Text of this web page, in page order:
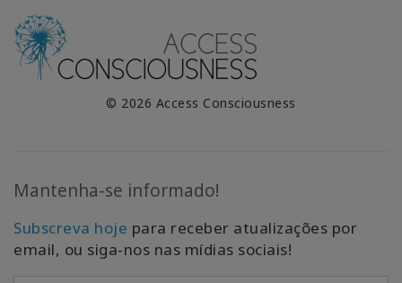
© 2026 Access Consciousness
Mantenha-se informado!
Subscreva hoje para receber atualizações por
email, ou siga-nos nas mídias sociais!